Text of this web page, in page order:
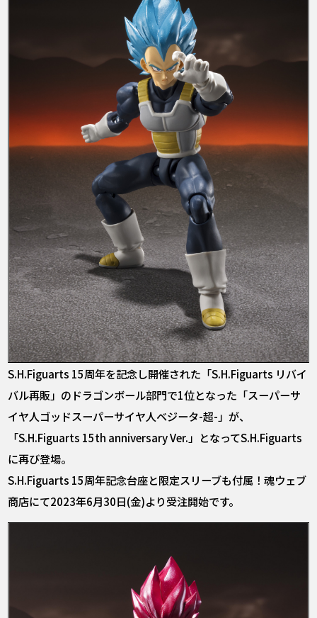
S.H.Figuarts 15周年を記念し開催された「S.H.Figuarts リバイ
バル再販」のドラゴンボール部門で1位となった「スーパーサ
イヤ人ゴッドスーパーサイヤ人ベジータ-超-」が、
「S.H.Figuarts 15th anniversary Ver.」となってS.H.Figuarts
に再び登場。
S.H.Figuarts 15周年記念台座と限定スリーブも付属！魂ウェブ
商店にて2023年6月30日(金)より受注開始です。